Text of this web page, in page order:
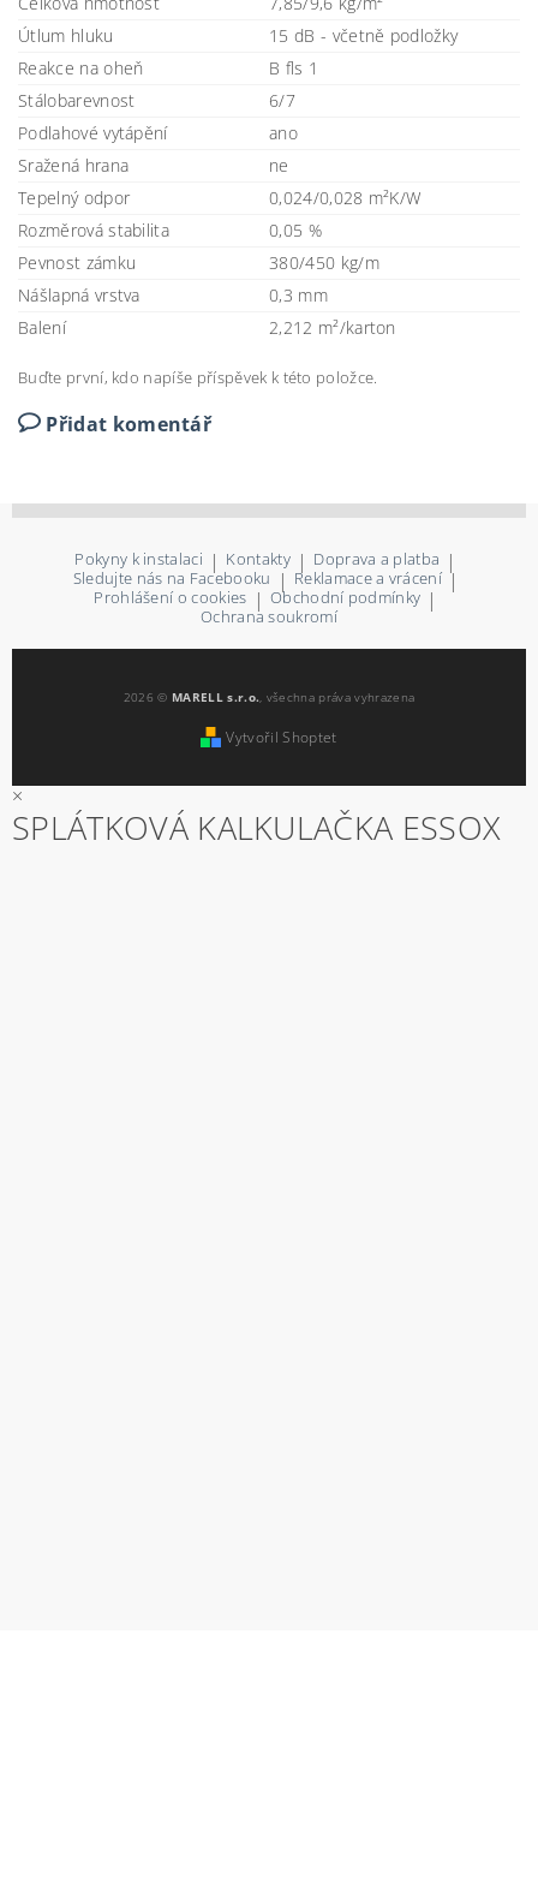
Útlum hluku
15 dB - včetně podložky
Reakce na oheň
B fls 1
Stálobarevnost
6/7
Podlahové vytápění
ano
Sražená hrana
ne
Tepelný odpor
0,024/0,028 m²K/W
Rozměrová stabilita
0,05 %
Pevnost zámku
380/450 kg/m
Nášlapná vrstva
0,3 mm
Balení
2,212 m²/karton
Buďte první, kdo napíše příspěvek k této položce.
Přidat komentář
Pokyny k instalaci | Kontakty | Doprava a platba |
Sledujte nás na Facebooku | Reklamace a vrácení |
Prohlášení o cookies | Obchodní podmínky |
Ochrana soukromí
2026 © MARELL s.r.o., všechna práva vyhrazena
Vytvořil Shoptet
×
SPLÁTKOVÁ KALKULAČKA ESSOX